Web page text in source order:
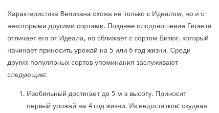
Характеристика Великана схожа не только с Идеалом, но и с
некоторыми другими сортами. Позднее плодоношение Гиганта
отличает его от Идеала, но сближает с сортом Битюг, который
начинает приносить урожай на 5 или 6 год жизни. Среди
других популярных сортов упоминания заслуживают
следующие:
Изобильный достигает до 5 м в высоту. Приносит
первый урожай на 4 год жизни. Из недостатков: скудная